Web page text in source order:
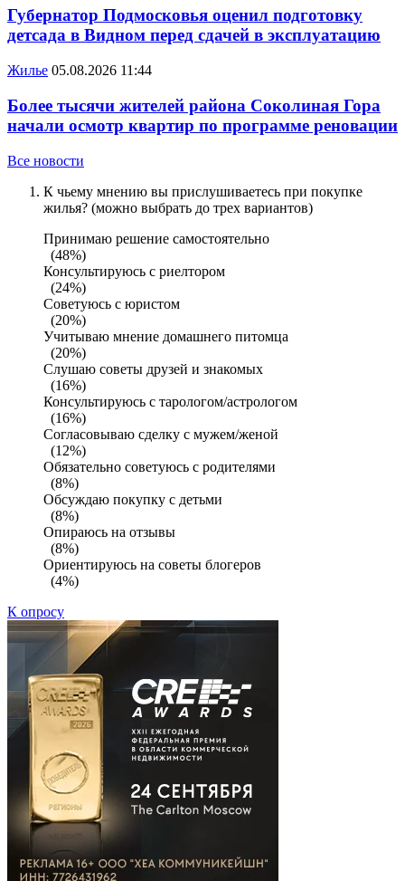
Губернатор Подмосковья оценил подготовку
детсада в Видном перед сдачей в эксплуатацию
Жилье 05.08.2026 11:44
Более тысячи жителей района Соколиная Гора
начали осмотр квартир по программе реновации
Все новости
К чьему мнению вы прислушиваетесь при покупке
жилья? (можно выбрать до трех вариантов)
Принимаю решение самостоятельно
(48%)
Консультируюсь с риелтором
(24%)
Советуюсь с юристом
(20%)
Учитываю мнение домашнего питомца
(20%)
Слушаю советы друзей и знакомых
(16%)
Консультируюсь с тарологом/астрологом
(16%)
Согласовываю сделку с мужем/женой
(12%)
Обязательно советуюсь с родителями
(8%)
Обсуждаю покупку с детьми
(8%)
Опираюсь на отзывы
(8%)
Ориентируюсь на советы блогеров
(4%)
К опросу